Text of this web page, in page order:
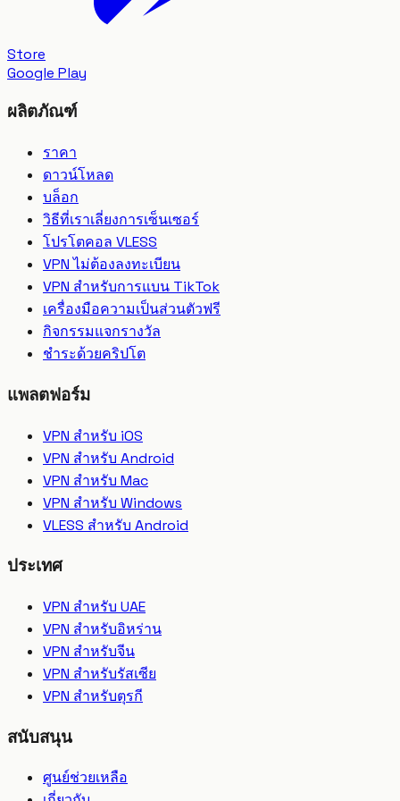
Store
Google Play
ผลิตภัณฑ์
ราคา
ดาวน์โหลด
บล็อก
วิธีที่เราเลี่ยงการเซ็นเซอร์
โปรโตคอล VLESS
VPN ไม่ต้องลงทะเบียน
VPN สำหรับการแบน TikTok
เครื่องมือความเป็นส่วนตัวฟรี
กิจกรรมแจกรางวัล
ชำระด้วยคริปโต
แพลตฟอร์ม
VPN สำหรับ iOS
VPN สำหรับ Android
VPN สำหรับ Mac
VPN สำหรับ Windows
VLESS สำหรับ Android
ประเทศ
VPN สำหรับ UAE
VPN สำหรับอิหร่าน
VPN สำหรับจีน
VPN สำหรับรัสเซีย
VPN สำหรับตุรกี
สนับสนุน
ศูนย์ช่วยเหลือ